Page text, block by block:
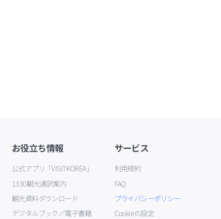
お役立ち情報
公式アプリ「VISITKOREA」
1330観光通訳案内
観光資料ダウンロード
デジタルブック／電子書籍
サービス
利用規約
FAQ
プライバシーポリシー
Cookieの設定